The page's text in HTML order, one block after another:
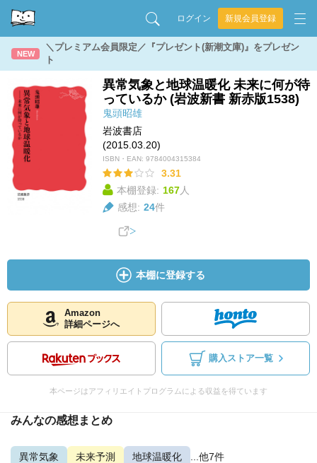
ログイン 新規会員登録
NEW
＼プレミアム会員限定／『プレゼント(新潮文庫)』をプレゼン
ト
異常気象と地球温暖化 未来に何が待
っているか (岩波新書 新赤版1538)
鬼頭昭雄
岩波書店
(2015.03.20)
ISBN・EAN: 9784004315384
3.31
本棚登録: 167人
感想: 24件
本棚に登録する
Amazon
詳細ページへ
購入ストア一覧
本ページはアフィリエイトプログラムによる収益を得ています
みんなの感想まとめ
異常気象 未来予測 地球温暖化 ...他7件